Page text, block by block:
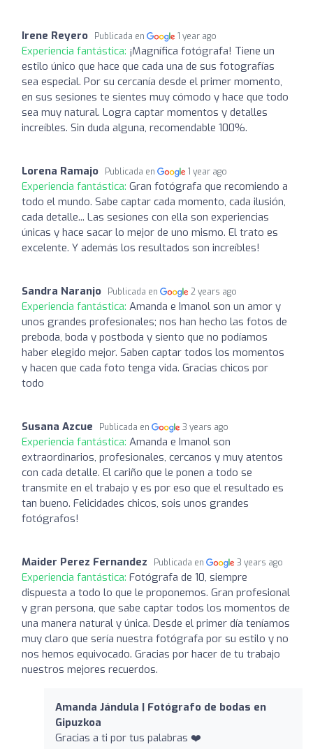
Irene Reyero Publicada en 1 year ago
Experiencia fantástica: ¡Magnífica fotógrafa! Tiene un
estilo único que hace que cada una de sus fotografías
sea especial. Por su cercanía desde el primer momento,
en sus sesiones te sientes muy cómodo y hace que todo
sea muy natural. Logra captar momentos y detalles
increíbles. Sin duda alguna, recomendable 100%.
Lorena Ramajo Publicada en 1 year ago
Experiencia fantástica: Gran fotógrafa que recomiendo a
todo el mundo. Sabe captar cada momento, cada ilusión,
cada detalle... Las sesiones con ella son experiencias
únicas y hace sacar lo mejor de uno mismo. El trato es
excelente. Y además los resultados son increíbles!
Sandra Naranjo Publicada en 2 years ago
Experiencia fantástica: Amanda e Imanol son un amor y
unos grandes profesionales; nos han hecho las fotos de
preboda, boda y postboda y siento que no podíamos
haber elegido mejor. Saben captar todos los momentos
y hacen que cada foto tenga vida. Gracias chicos por
todo
Susana Azcue Publicada en 3 years ago
Experiencia fantástica: Amanda e Imanol son
extraordinarios, profesionales, cercanos y muy atentos
con cada detalle. El cariño que le ponen a todo se
transmite en el trabajo y es por eso que el resultado es
tan bueno. Felicidades chicos, sois unos grandes
fotógrafos!
Maider Perez Fernandez Publicada en 3 years ago
Experiencia fantástica: Fotógrafa de 10, siempre
dispuesta a todo lo que le proponemos. Gran profesional
y gran persona, que sabe captar todos los momentos de
una manera natural y única. Desde el primer día teníamos
muy claro que sería nuestra fotógrafa por su estilo y no
nos hemos equivocado. Gracias por hacer de tu trabajo
nuestros mejores recuerdos.
Amanda Jándula | Fotógrafo de bodas en
Gipuzkoa
Gracias a ti por tus palabras ❤️